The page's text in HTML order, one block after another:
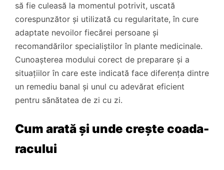
să fie culeasă la momentul potrivit, uscată
corespunzător și utilizată cu regularitate, în cure
adaptate nevoilor fiecărei persoane și
recomandărilor specialiștilor în plante medicinale.
Cunoașterea modului corect de preparare și a
situațiilor în care este indicată face diferența dintre
un remediu banal și unul cu adevărat eficient
pentru sănătatea de zi cu zi.
Cum arată și unde crește coada-
racului